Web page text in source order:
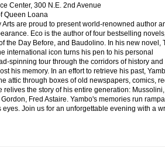
Center, 300 N.E. 2nd Avenue
Queen Loana
are proud to present world-renowned author
Eco is the author of four bestselling
the Day Before, and Baudolino. In his new novel,
international icon turns his pen to his personal
spinning tour through the corridors of history
his memory. In an effort to retrieve his past,
attic through boxes of old newspapers, comics,
the story of his entire generation: Mussolini,
Fred Astaire. Yambo's memories run
Join us for an unforgettable evening with a